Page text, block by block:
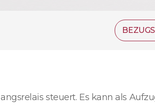
steuert. Es kann als